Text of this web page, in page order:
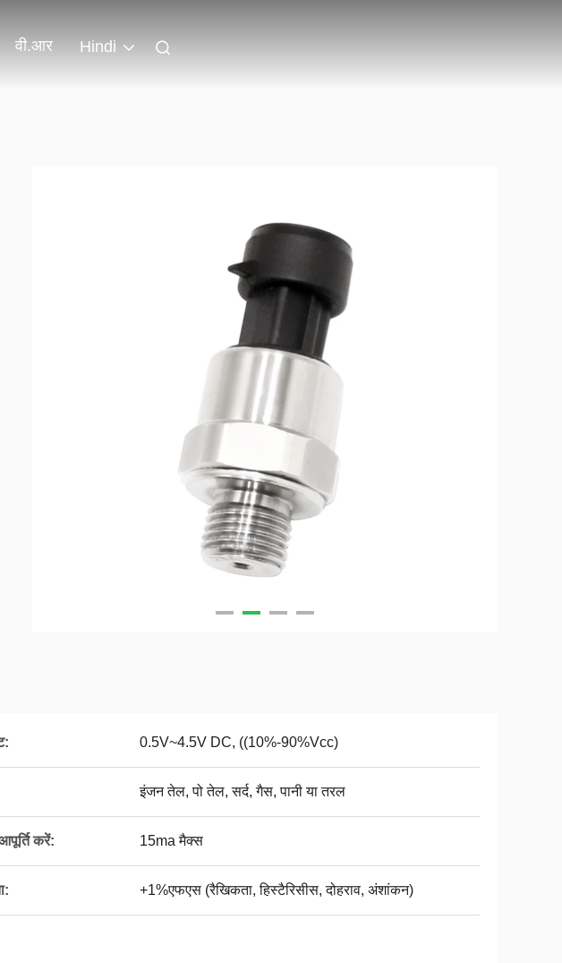
वी.आर Hindi
0.5V~4.5V DC, ((10%-90%Vcc)
इंजन तेल, पो तेल, सर्द, गैस, पानी या तरल
करें: 15ma मैक्स
+1%एफएस (रैखिकता, हिस्टैरिसीस, दोहराव, अंशांकन)